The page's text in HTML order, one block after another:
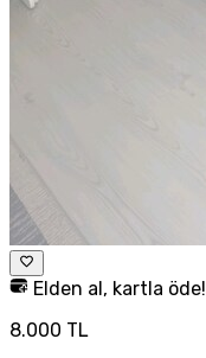
Elden al, kartla öde!
8.000 TL